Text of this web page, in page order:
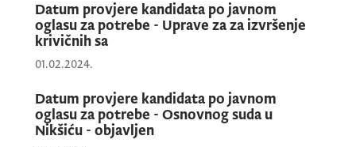
Pisano testiranje sastoji se od teorijskog i
praktičnog dijela i podrazumijeva izradu
pisanog testa.
- Sadržaj teorijskog dijela pisanog testa
Datum provjere kandidata po javnom
oglasu za potrebe - Uprave za za izvršenje
krivičnih sa
01.02.2024.
Datum provjere kandidata po javnom
oglasu za potrebe - Osnovnog suda u
Nikšiću - objavljen